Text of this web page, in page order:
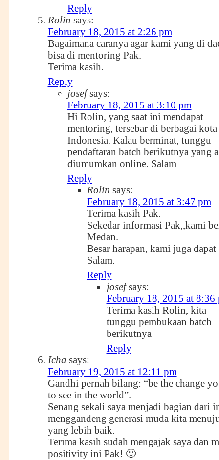
Reply
Rolin says:
February 18, 2015 at 2:26 pm
Bagaimana caranya agar kami yang di
bisa di mentoring Pak.
Terima kasih.
Reply
josef says:
February 18, 2015 at 3:10 pm
Hi Rolin, yang saat ini mendapat
mentoring, tersebar di berbagai
Indonesia. Kalau berminat, tunggu
pendaftaran batch berikutnya yang
diumumkan online. Salam
Reply
Rolin says:
February 18, 2015 at 3:47 pm
Terima kasih Pak.
Sekedar informasi Pak,,kami
Medan.
Besar harapan, kami juga
Salam.
Reply
josef says:
February 18, 2015 at 8:36
Terima kasih Rolin, kita
tunggu pembukaan batch
berikutnya
Reply
Icha says:
February 19, 2015 at 12:11 pm
Gandhi pernah bilang: “be the change
to see in the world”.
Senang sekali saya menjadi bagian dari
menggandeng generasi muda kita
yang lebih baik.
Terima kasih sudah mengajak saya dan
positivity ini Pak! 🙂